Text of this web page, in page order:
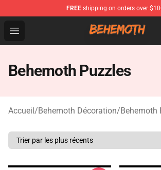
FREE shipping on orders over
Open menu
Behemoth Store - Official Behemoth
Behemoth Puzzles
Accueil/Behemoth Décoration/Behemoth